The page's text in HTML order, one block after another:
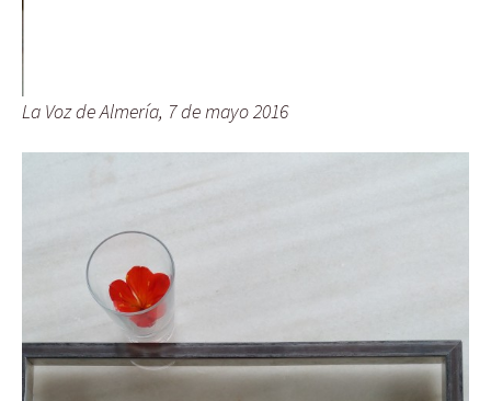
La Voz de Almería, 7 de mayo 2016